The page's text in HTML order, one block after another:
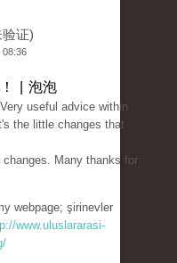
证)
08:36
| 泡泡
useful advice within
the little changes that
changes. Many thanks for
webpage; şirinevler
www.uluslararasi-